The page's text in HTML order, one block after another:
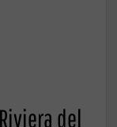
del